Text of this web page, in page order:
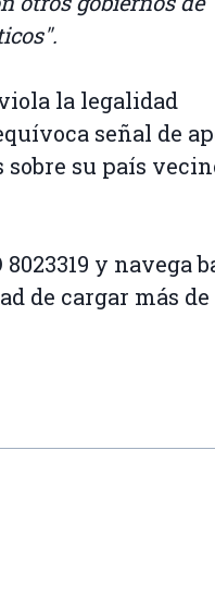
la legalidad
señal de
su país
y navega
de cargar más de